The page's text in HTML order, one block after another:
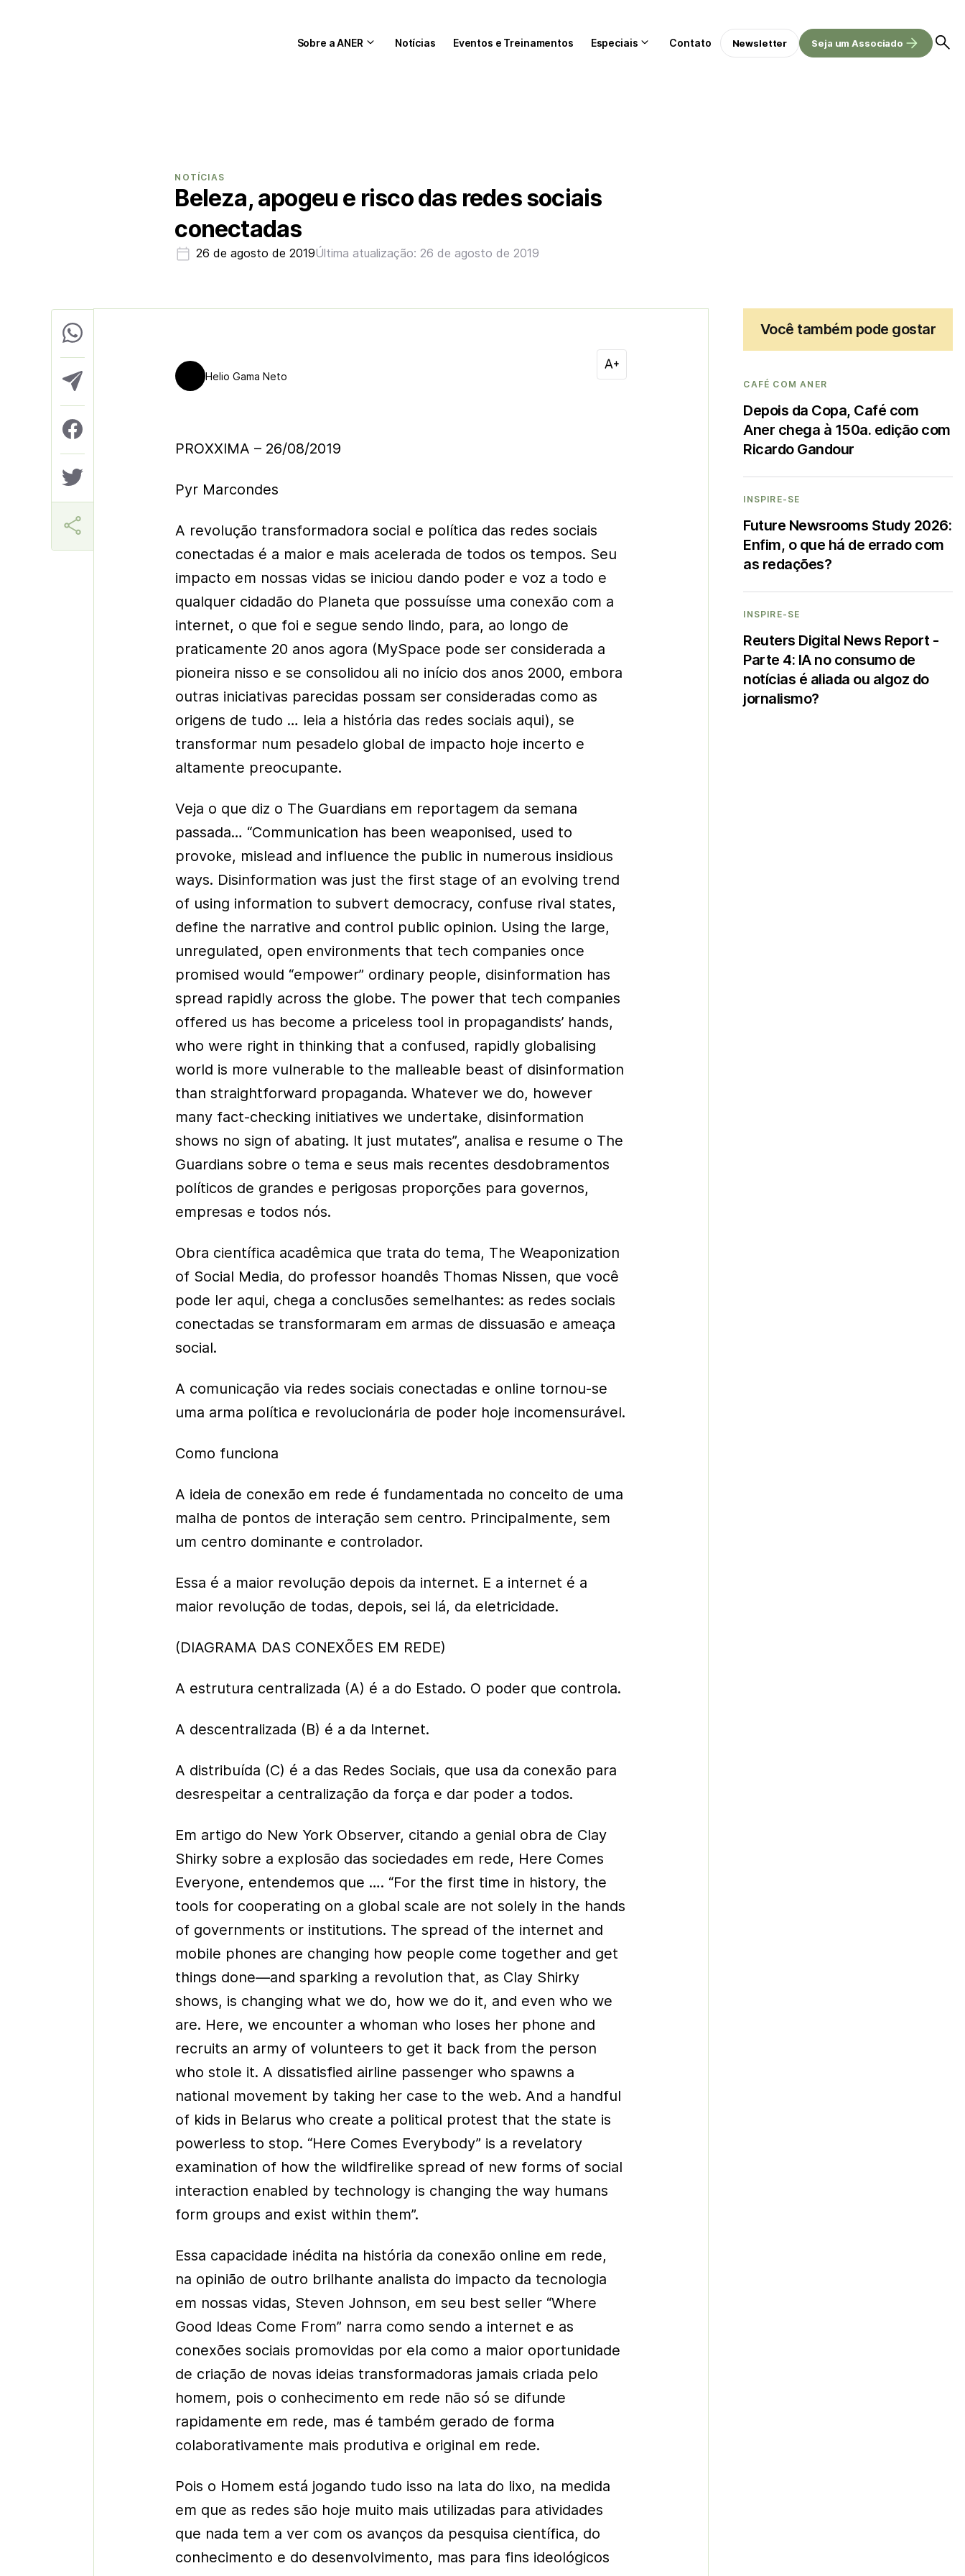
Sobre a ANER Notícias Eventos e Treinamentos Especiais Contato Newsletter Seja um Associado
NOTÍCIAS
Beleza, apogeu e risco das redes sociais
conectadas
26 de agosto de 2019Última atualização: 26 de agosto de 2019
Helio Gama Neto
PROXXIMA – 26/08/2019
Pyr Marcondes
A revolução transformadora social e política das redes sociais
conectadas é a maior e mais acelerada de todos os tempos. Seu
impacto em nossas vidas se iniciou dando poder e voz a todo e
qualquer cidadão do Planeta que possuísse uma conexão com a
internet, o que foi e segue sendo lindo, para, ao longo de
praticamente 20 anos agora (MySpace pode ser considerada a
pioneira nisso e se consolidou ali no início dos anos 2000, embora
outras iniciativas parecidas possam ser consideradas como as
origens de tudo … leia a história das redes sociais aqui), se
transformar num pesadelo global de impacto hoje incerto e
altamente preocupante.
Veja o que diz o The Guardians em reportagem da semana
passada… “Communication has been weaponised, used to
provoke, mislead and influence the public in numerous insidious
ways. Disinformation was just the first stage of an evolving trend
of using information to subvert democracy, confuse rival states,
define the narrative and control public opinion. Using the large,
unregulated, open environments that tech companies once
promised would “empower” ordinary people, disinformation has
spread rapidly across the globe. The power that tech companies
offered us has become a priceless tool in propagandists’ hands,
who were right in thinking that a confused, rapidly globalising
world is more vulnerable to the malleable beast of disinformation
than straightforward propaganda. Whatever we do, however
many fact-checking initiatives we undertake, disinformation
shows no sign of abating. It just mutates”, analisa e resume o The
Guardians sobre o tema e seus mais recentes desdobramentos
políticos de grandes e perigosas proporções para governos,
empresas e todos nós.
Obra científica acadêmica que trata do tema, The Weaponization
of Social Media, do professor hoandês Thomas Nissen, que você
pode ler aqui, chega a conclusões semelhantes: as redes sociais
conectadas se transformaram em armas de dissuasão e ameaça
social.
A comunicação via redes sociais conectadas e online tornou-se
uma arma política e revolucionária de poder hoje incomensurável.
Como funciona
A ideia de conexão em rede é fundamentada no conceito de uma
malha de pontos de interação sem centro. Principalmente, sem
um centro dominante e controlador.
Essa é a maior revolução depois da internet. E a internet é a
maior revolução de todas, depois, sei lá, da eletricidade.
(DIAGRAMA DAS CONEXÕES EM REDE)
A estrutura centralizada (A) é a do Estado. O poder que controla.
A descentralizada (B) é a da Internet.
A distribuída (C) é a das Redes Sociais, que usa da conexão para
desrespeitar a centralização da força e dar poder a todos.
Em artigo do New York Observer, citando a genial obra de Clay
Shirky sobre a explosão das sociedades em rede, Here Comes
Everyone, entendemos que …. “For the first time in history, the
tools for cooperating on a global scale are not solely in the hands
of governments or institutions. The spread of the internet and
mobile phones are changing how people come together and get
things done—and sparking a revolution that, as Clay Shirky
shows, is changing what we do, how we do it, and even who we
are. Here, we encounter a whoman who loses her phone and
recruits an army of volunteers to get it back from the person
who stole it. A dissatisfied airline passenger who spawns a
national movement by taking her case to the web. And a handful
of kids in Belarus who create a political protest that the state is
powerless to stop. “Here Comes Everybody” is a revelatory
examination of how the wildfirelike spread of new forms of social
interaction enabled by technology is changing the way humans
form groups and exist within them”.
Essa capacidade inédita na história da conexão online em rede,
na opinião de outro brilhante analista do impacto da tecnologia
em nossas vidas, Steven Johnson, em seu best seller “Where
Good Ideas Come From” narra como sendo a internet e as
conexões sociais promovidas por ela como a maior oportunidade
de criação de novas ideias transformadoras jamais criada pelo
homem, pois o conhecimento em rede não só se difunde
rapidamente em rede, mas é também gerado de forma
colaborativamente mais produtiva e original em rede.
Pois o Homem está jogando tudo isso na lata do lixo, na medida
em que as redes são hoje muito mais utilizadas para atividades
que nada tem a ver com os avanços da pesquisa científica, do
conhecimento e do desenvolvimento, mas para fins ideológicos
Você também pode gostar
CAFÉ COM ANER
Depois da Copa, Café com
Aner chega à 150a. edição com
Ricardo Gandour
INSPIRE-SE
Future Newsrooms Study 2026:
Enfim, o que há de errado com
as redações?
INSPIRE-SE
Reuters Digital News Report -
Parte 4: IA no consumo de
notícias é aliada ou algoz do
jornalismo?